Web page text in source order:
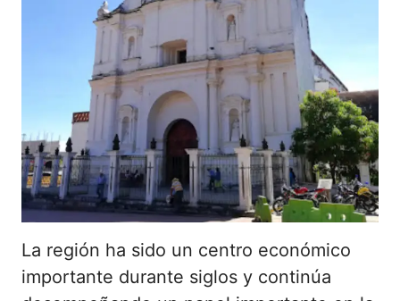
La región ha sido un centro económico
importante durante siglos y continúa